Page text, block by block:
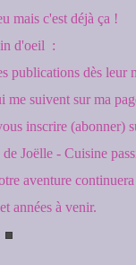
mais c'est déjà ça !
d'oeil :
publications dès leur
me suivent sur ma
inscrire (abonner)
Joëlle - Cuisine
aventure
années à venir.